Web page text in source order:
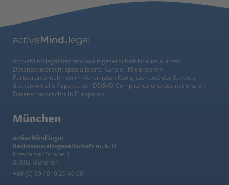
activeMind.legal Rechtsanwaltsgesellschaft ist eine auf das
Datenschutzrecht spezialisierte Kanzlei. Mit unseren
Partnerunternehmen im Vereinigten Königreich und der Schweiz
decken wir alle Aspekte der DSGVO-Compliance und des nationalen
Datenschutzrechts in Europa ab.
München
activeMind.legal
Rechtsanwaltsgesellschaft m. b. H
Potsdamer Straße 3
80802 München
+49 (0) 89 / 919 29 49 00